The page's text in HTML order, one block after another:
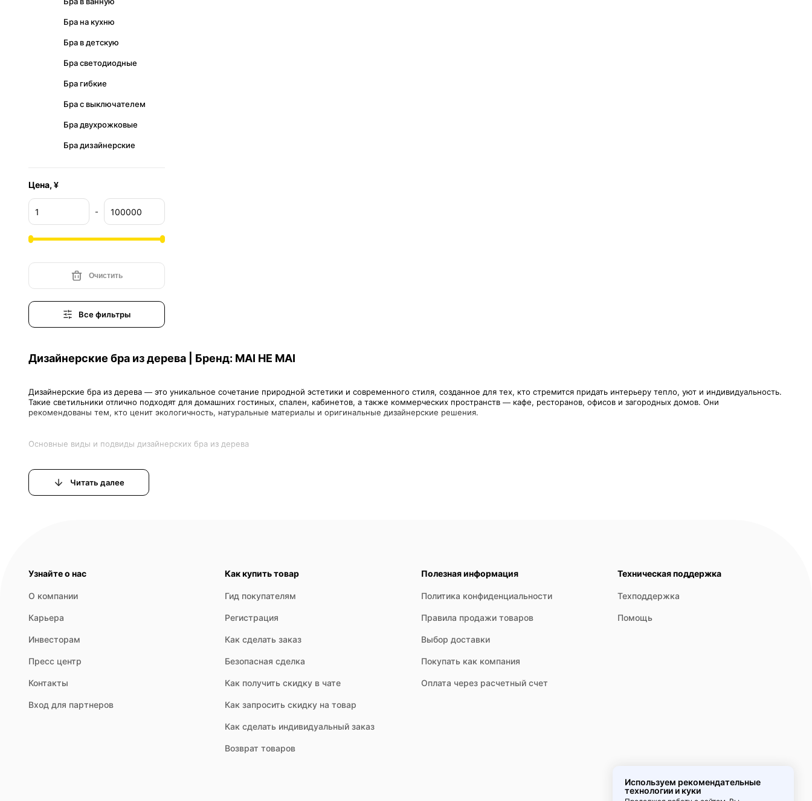
Бра на кухню
Бра в детскую
Бра светодиодные
Бра гибкие
Бра с выключателем
Бра двухрожковые
Бра дизайнерские
Цена, ¥
-
Очистить
Все фильтры
Дизайнерские бра из дерева | Бренд: MAI HE MAI
Дизайнерские бра из дерева — это уникальное сочетание природной эстетики и современного стиля, созданное для тех, кто стремится придать интерьеру тепло, уют и индивидуальность.
Такие светильники отлично подходят для домашних гостиных, спален, кабинетов, а также коммерческих пространств — кафе, ресторанов, офисов и загородных домов. Они
Читать далее
Узнайте о нас
О компании
Карьера
Инвесторам
Пресс центр
Контакты
Вход для партнеров
Как купить товар
Гид покупателям
Регистрация
Как сделать заказ
Безопасная сделка
Как получить скидку в чате
Как запросить скидку на товар
Как сделать индивидуальный заказ
Возврат товаров
Полезная информация
Политика конфиденциальности
Правила продажи товаров
Выбор доставки
Покупать как компания
Оплата через расчетный счет
Техническая поддержка
Техподдержка
Помощь
Используем рекомендательные
технологии и куки